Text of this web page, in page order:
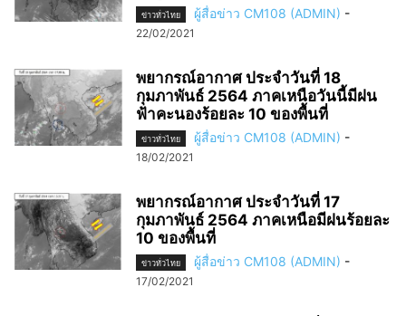
ข่าวทั่วไทย ผู้สื่อข่าว CM108 (ADMIN) -
22/02/2021
พยากรณ์อากาศ ประจำวันที่ 18
กุมภาพันธ์ 2564 ภาคเหนือวันนี้มีฝน
ฟ้าคะนองร้อยละ 10 ของพื้นที่
ข่าวทั่วไทย ผู้สื่อข่าว CM108 (ADMIN) -
18/02/2021
พยากรณ์อากาศ ประจำวันที่ 17
กุมภาพันธ์ 2564 ภาคเหนือมีฝนร้อยละ
10 ของพื้นที่
ข่าวทั่วไทย ผู้สื่อข่าว CM108 (ADMIN) -
17/02/2021